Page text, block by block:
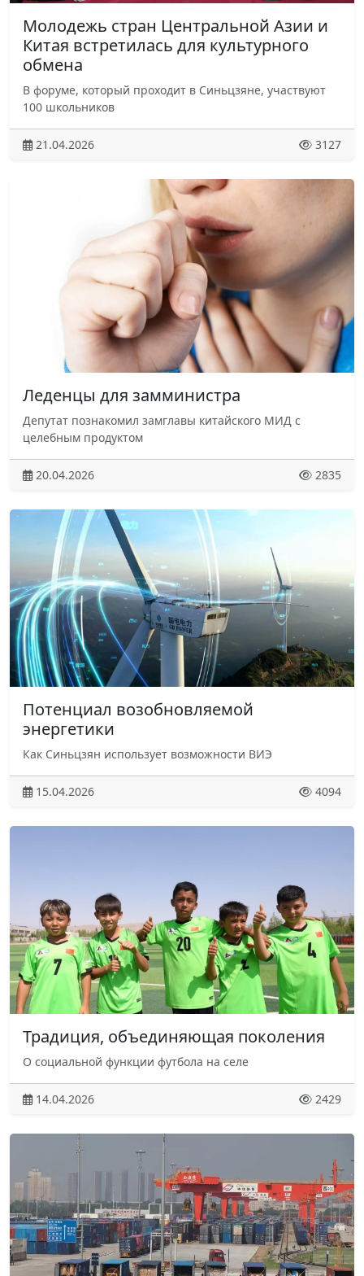
Молодежь стран Центральной Азии и
Китая встретилась для культурного
обмена
В форуме, который проходит в Синьцзяне, участвуют
100 школьников
21.04.2026 3127
Леденцы для замминистра
Депутат познакомил замглавы китайского МИД с
целебным продуктом
20.04.2026 2835
Потенциал возобновляемой
энергетики
Как Синьцзян использует возможности ВИЭ
15.04.2026 4094
Традиция, объединяющая поколения
О социальной функции футбола на селе
14.04.2026 2429